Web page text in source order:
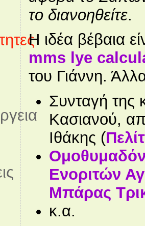
το διανοηθείτε.
Η ιδέα βέβαια
mms lye
του Γιάννη.
Συνταγή της
Κασιανού,
Ιθάκης (
Ενοριτών
Μπάρας
κ.α.